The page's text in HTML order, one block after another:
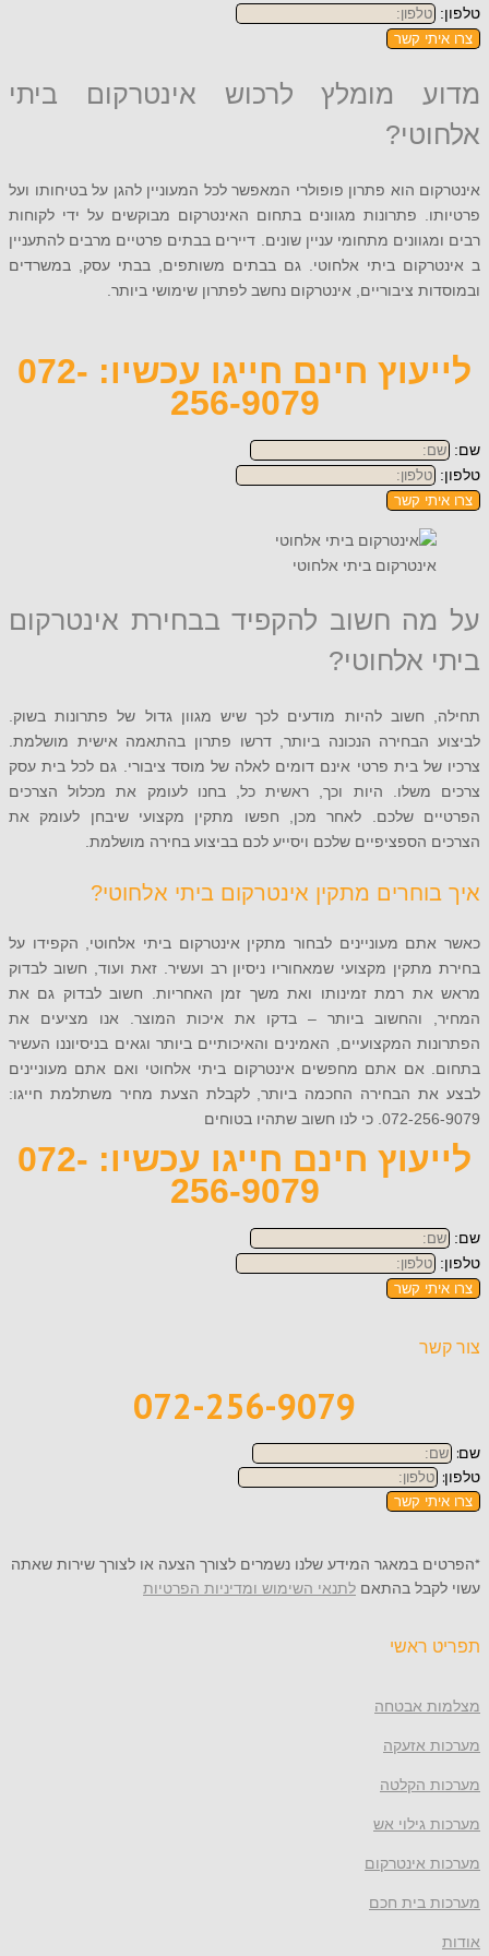
קשר
מומלץ לרכוש אינטרקום ביתי
הוא פתרון פופולרי המאפשר לכל המעוניין להגן על בטיחותו ועל
פתרונות מגוונים בתחום האינטרקום מבוקשים על ידי לקוחות
מתחומי עניין שונים. דיירים בבתים פרטיים מרבים להתעניין
ביתי אלחוטי. גם בבתים משותפים, בבתי עסק, במשרדים
ציבוריים, אינטרקום נחשב לפתרון שימושי ביותר.
לייעוץ חינם חייגו עכשיו: 072-
256-9079
קשר
ביתי אלחוטי
חשוב להקפיד בבחירת אינטרקום
אלחוטי?
חשוב להיות מודעים לכך שיש מגוון גדול של פתרונות בשוק.
הבחירה הנכונה ביותר, דרשו פתרון בהתאמה אישית מושלמת.
בית פרטי אינם דומים לאלה של מוסד ציבורי. גם לכל בית עסק
משלו. היות וכך, ראשית כל, בחנו לעומק את מכלול הצרכים
שלכם. לאחר מכן, חפשו מתקין מקצועי שיבחן לעומק את
הספציפיים שלכם ויסייע לכם בביצוע בחירה מושלמת.
מתקין אינטרקום ביתי אלחוטי?
מעוניינים לבחור מתקין אינטרקום ביתי אלחוטי, הקפידו על
מקצועי שמאחוריו ניסיון רב ועשיר. זאת ועוד, חשוב לבדוק
רמת זמינותו ואת משך זמן האחריות. חשוב לבדוק גם את
והחשוב ביותר – בדקו את איכות המוצר. אנו מציעים את
המקצועיים, האמינים והאיכותיים ביותר וגאים בניסיוננו העשיר
אם אתם מחפשים אינטרקום ביתי אלחוטי ואם אתם מעוניינים
הבחירה החכמה ביותר, לקבלת הצעת מחיר משתלמת חייגו:
חשוב שתהיו בטוחים
לייעוץ חינם חייגו עכשיו: 072-
256-9079
קשר
072-256-9079
קשר
במאגר המידע שלנו נשמרים לצורך הצעה או לצורך שירות שאתה
בהתאם לתנאי השימוש ומדיניות הפרטיות
ראשי
אבטחה
אזעקה
הקלטה
אש
אינטרקום
בית חכם